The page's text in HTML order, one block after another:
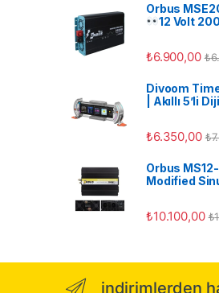
Orbus
12 Volt
₺6.900,00 ₺
Divoom
| Akıllı 5’li
₺6.350,00 ₺
Orbus
Modified
₺10.100,00 ₺
indirimlerden